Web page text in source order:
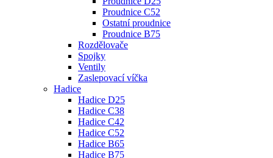
Proudnice C52
Ostatní proudnice
Proudnice B75
Rozdělovače
Spojky
Ventily
Zaslepovací víčka
Hadice
Hadice D25
Hadice C38
Hadice C42
Hadice C52
Hadice B65
Hadice B75